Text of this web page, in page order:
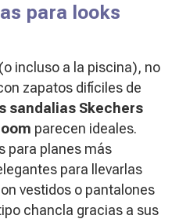
para looks
incluso a la piscina), no
zapatos difíciles de
sandalias Skechers
parecen ideales.
para planes más
para llevarlas
vestidos o pantalones
chancla gracias a sus